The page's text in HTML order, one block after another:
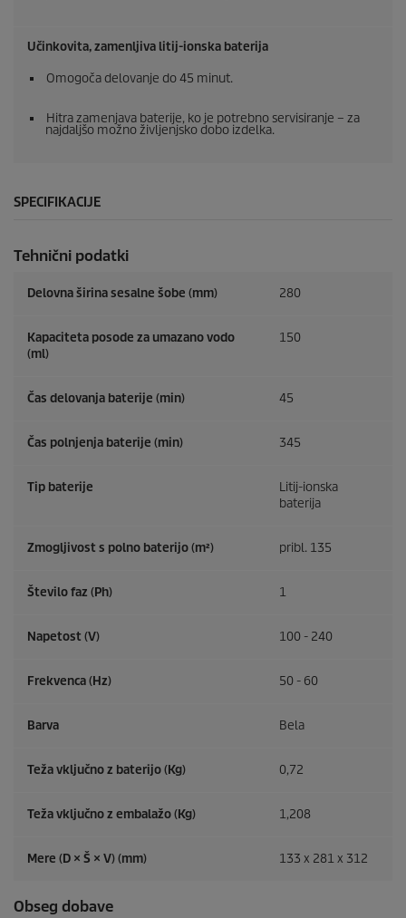
Učinkovita, zamenljiva litij-ionska baterija
Omogoča delovanje do 45 minut.
Hitra zamenjava baterije, ko je potrebno servisiranje – za
najdaljšo možno življenjsko dobo izdelka.
SPECIFIKACIJE
Tehnični podatki
Delovna širina sesalne šobe (mm) 280
Kapaciteta posode za umazano vodo
(ml)
150
Čas delovanja baterije (min) 45
Čas polnjenja baterije (min) 345
Tip baterije
Litij-ionska
baterija
Zmogljivost s polno baterijo (m²) pribl. 135
Število faz (Ph) 1
Napetost (V) 100 - 240
Frekvenca (Hz) 50 - 60
Barva Bela
Teža vključno z baterijo (Kg) 0,72
Teža vključno z embalažo (Kg) 1,208
Mere (D × Š × V) (mm) 133 x 281 x 312
Obseg dobave